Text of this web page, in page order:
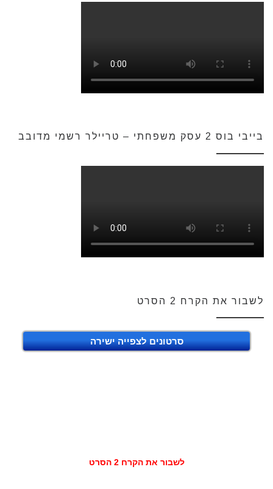
בייבי בוס 2 עסק משפחתי – טריילר רשמי מדובב
לשבור את הקרח 2 הסרט
סרטונים לצפייה ישירה
לשבור את הקרח 2 הסרט